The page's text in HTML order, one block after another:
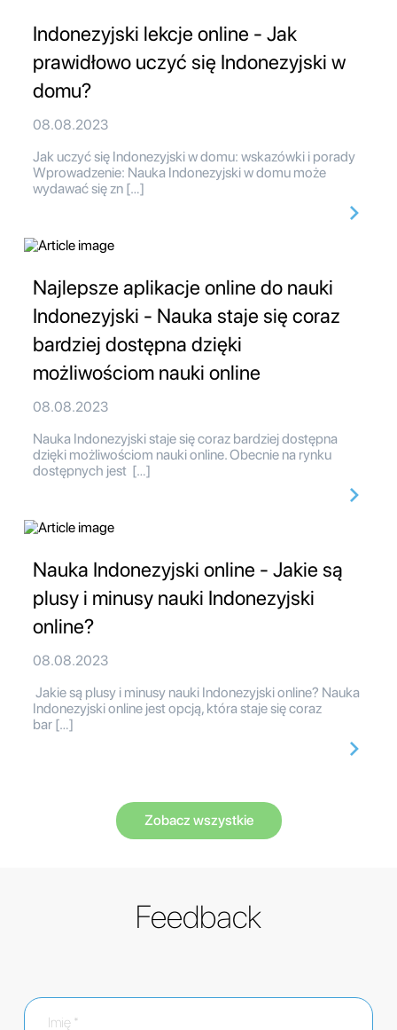
Indonezyjski lekcje online - Jak
prawidłowo uczyć się Indonezyjski w
domu?
08.08.2023
Jak uczyć się Indonezyjski w domu: wskazówki i porady
Wprowadzenie: Nauka Indonezyjski w domu może
wydawać się zn […]
Najlepsze aplikacje online do nauki
Indonezyjski - Nauka staje się coraz
bardziej dostępna dzięki
możliwościom nauki online
08.08.2023
Nauka Indonezyjski staje się coraz bardziej dostępna
dzięki możliwościom nauki online. Obecnie na rynku
dostępnych jest […]
Nauka Indonezyjski online - Jakie są
plusy i minusy nauki Indonezyjski
online?
08.08.2023
Jakie są plusy i minusy nauki Indonezyjski online? Nauka
Indonezyjski online jest opcją, która staje się coraz
bar […]
Zobacz wszystkie
Feedback